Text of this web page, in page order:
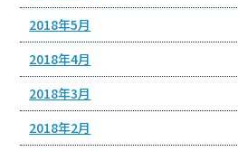
2018年5月
2018年4月
2018年3月
2018年2月